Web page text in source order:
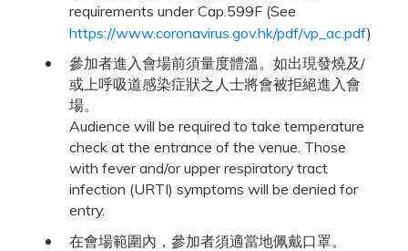
requirements under Cap.599F (See
https://www.coronavirus.gov.hk/pdf/vp_ac.pdf)
參加者進入會場前須量度體溫。如出現發燒及/
或上呼吸道感染症狀之人士將會被拒絕進入會
場。
Audience will be required to take temperature
check at the entrance of the venue. Those
with fever and/or upper respiratory tract
infection (URTI) symptoms will be denied for
entry.
在會場範圍內，參加者須適當地佩戴口罩。